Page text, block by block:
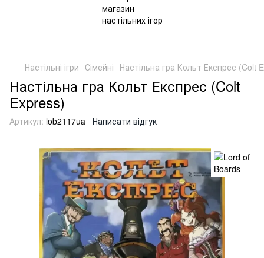
Настільні ігри Сімейні Настільна гра Кольт Експрес (Colt
Настільна гра Кольт Експрес (Colt
Express)
Артикул: lob2117ua Написати відгук